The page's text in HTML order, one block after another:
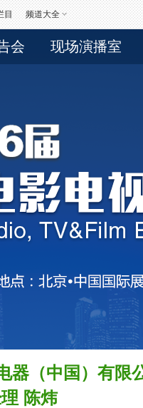
目 频道大全
会 现场演播室
器（中国）有限
陈炜